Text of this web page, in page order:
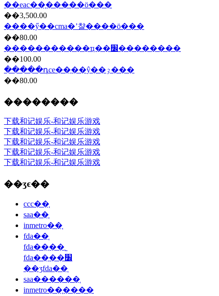
��eac��֤���̷��ö���
��3,500.00
����ӳ��cma�ʼ챨����ö���
��80.00
�����������ҵ��׼��������
��100.00
�����դce��֤��ŷ��ٷ���
��80.00
��������
下载和记娱乐-和记娱乐游戏
下载和记娱乐-和记娱乐游戏
下载和记娱乐-和记娱乐游戏
下载和记娱乐-和记娱乐游戏
下载和记娱乐-和记娱乐游戏
��ʒϵ��
ccc��֤
saa��֤
inmetro��֤
fda��֤
fda��֤��˾
fda��֤��׼
��ʒfda��֤
saa������֤
inmetro��֤����